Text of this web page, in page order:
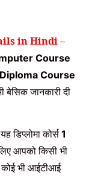
in Hindi –
Course
Diploma Course
जानकारी दी
|यह डिप्लोमा कोर्स 1
आपको किसी भी
कोई भी आईटीआई